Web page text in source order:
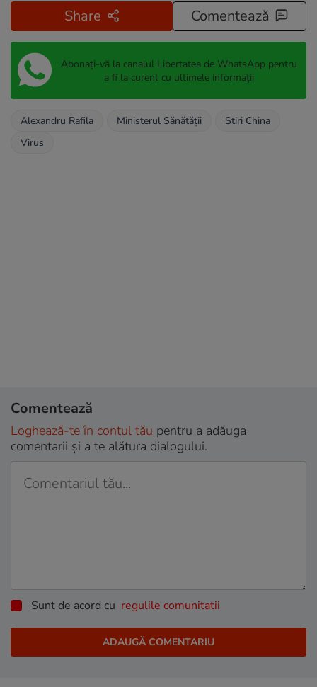
Share Comentează
Abonați-vă la canalul Libertatea de WhatsApp pentru
a fi la curent cu ultimele informații
Alexandru Rafila Ministerul Sănătății
Stiri China
Virus
Comentează
Loghează-te în contul tău pentru a adăuga
comentarii și a te alătura dialogului.
Sunt de acord cu regulile comunitatii